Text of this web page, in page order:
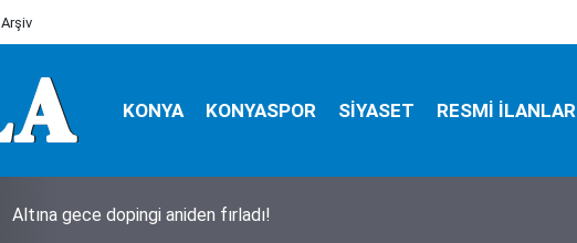
Arşiv
KONYA KONYASPOR SİYASET RESMİ İLANLAR
Konya’da bugün neler oldu? İşte 5 Ağustos Çarşamba günü olup bitenler…